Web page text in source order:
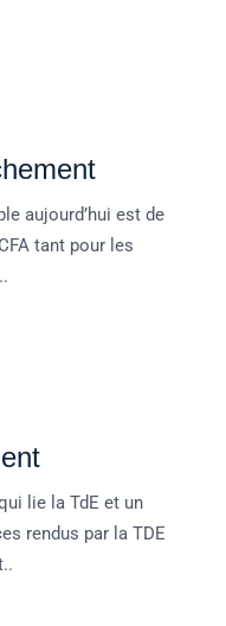
aujourd’hui est de
tant pour les
lie la TdE et un
rendus par la TDE